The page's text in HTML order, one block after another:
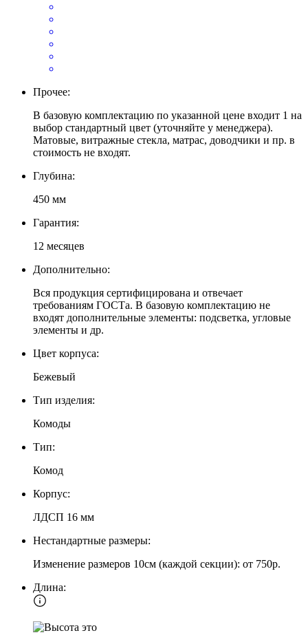
Прочее:
В базовую комплектацию по указанной цене входит 1 на
выбор стандартный цвет (уточняйте у менеджера).
Матовые, витражные стекла, матрас, доводчики и пр. в
стоимость не входят.
Глубина:
450 мм
Гарантия:
12 месяцев
Дополнительно:
Вся продукция сертифицирована и отвечает
требованиям ГОСТа. В базовую комплектацию не
входят дополнительные элементы: подсветка, угловые
элементы и др.
Цвет корпуса:
Бежевый
Тип изделия:
Комоды
Тип:
Комод
Корпус:
ЛДСП 16 мм
Нестандартные размеры:
Изменение размеров 10см (каждой секции): от 750р.
Длина: